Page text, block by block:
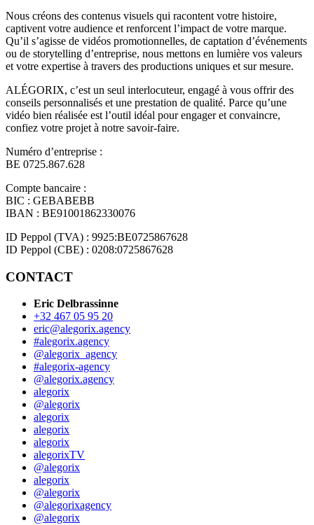
Nous créons des contenus visuels qui racontent votre histoire,
captivent votre audience et renforcent l’impact de votre marque.
Qu’il s’agisse de vidéos promotionnelles, de captation d’événements
ou de storytelling d’entreprise, nous mettons en lumière vos valeurs
et votre expertise à travers des productions uniques et sur mesure.
ALÉGORIX, c’est un seul interlocuteur, engagé à vous offrir des
conseils personnalisés et une prestation de qualité. Parce qu’une
vidéo bien réalisée est l’outil idéal pour engager et convaincre,
confiez votre projet à notre savoir-faire.
Numéro d’entreprise :
BE 0725.867.628
Compte bancaire :
BIC : GEBABEBB
IBAN : BE91001862330076
ID Peppol (TVA) : 9925:BE0725867628
ID Peppol (CBE) : 0208:0725867628
CONTACT
Eric Delbrassinne
+32 467 05 95 20
eric@alegorix.agency
#alegorix.agency
@alegorix_agency
#alegorix-agency
@alegorix.agency
alegorix
@alegorix
alegorix
alegorix
alegorix
alegorixTV
@alegorix
alegorix
@alegorix
@alegorixagency
@alegorix